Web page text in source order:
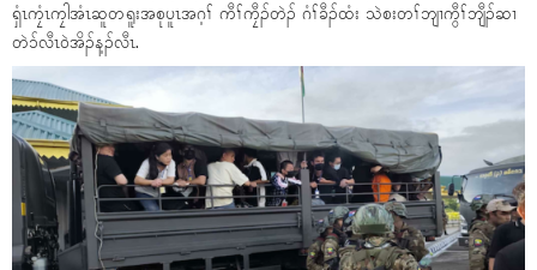
ရှံၤကၠံၤကၠါအံၤဆူတရူးအစုပူၤအဂ့ၢ် ကီၢ်ကၠီၣ်တဲၣ် ဂံၢ်ခီၣ်ထံး သဲစးတၢ်ဘျၢကွီၢ်ဘျီၣ်ဆၢ
တဲၥ်လီၤဝဲအိၣ်န့ၣ်လီၤ.